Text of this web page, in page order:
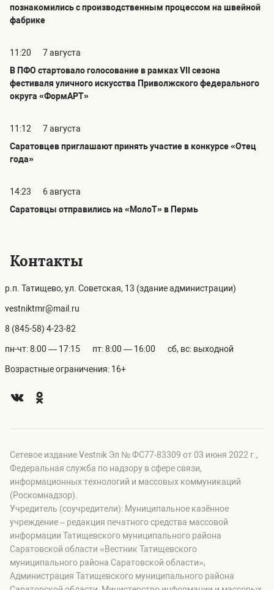
познакомились с производственным процессом на швейной
фабрике
11:20
7 августа
В ПФО стартовало голосование в рамках VII сезона
фестиваля уличного искусства Приволжского федерального
округа «ФормАРТ»
11:12
7 августа
Саратовцев приглашают принять участие в конкурсе «Отец
года»
14:23
6 августа
Саратовцы отправились на «МолоТ» в Пермь
Контакты
р.п. Татищево, ул. Советская, 13 (здание администрации)
vestniktmr@mail.ru
8 (845-58) 4-23-82
пн-чт: 8:00 — 17:15 пт: 8:00 — 16:00 сб, вс: выходной
Возрастные ограничения: 16+
Сетевое издание Vestnik Эл № ФС77-83309 от 03 июня 2022 г.,
Федеральная служба по надзору в сфере связи,
информационных технологий и массовых коммуникаций
(Роскомнадзор).
Учредитель (соучредители): Муниципальное казённое
учреждение – редакция печатного средства массовой
информации Татищевского муниципального района
Саратовской области «Вестник Татищевского
муниципального района Саратовской области»,
Администрация Татищевского муниципального района